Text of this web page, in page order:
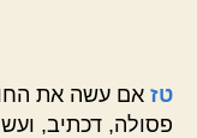
טז אם עשה את
פסולה, דכתיב,